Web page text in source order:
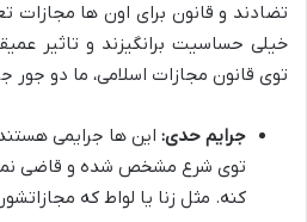
تضادند و قانون برای اون ها مجازات
خیلی حساسیت برانگیزند و تاثیر
توی قانون مجازات اسلامی، ما دو جور
جرایم حدی: این ها جرایمی
توی شرع مشخص شده و قاضی نمی
کنه. مثل زنا یا لواط که